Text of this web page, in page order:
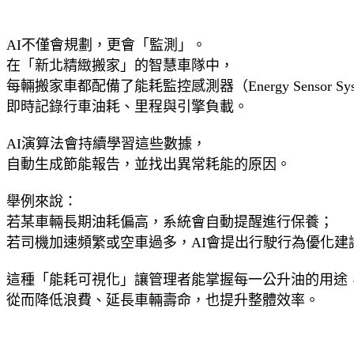
AI不僅會規劃，更會「監測」。
在「新北精緻搬家」的智慧車隊中，
每輛搬家車都配備了能耗監控感測器（Energy Sensor
即時記錄行車油耗、里程與引擎負載。
AI演算法會持續學習這些數據，
自動生成節能報告，並找出異常耗能的原因。
舉例來說：
若某車輛長期油耗偏高，系統會自動提醒進行保養；
若司機加速頻繁或空車過多，AI會提出行駛行為優化建
這種「能耗可視化」讓管理者能掌握每一公升油的用途
從而降低浪費、延長車輛壽命，也提升整體效率。